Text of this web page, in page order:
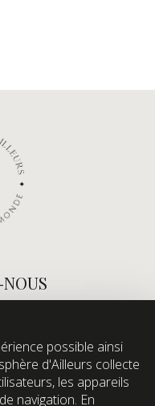
68 26
possible ainsi
d'Ailleurs collecte
les appareils
navigation. En